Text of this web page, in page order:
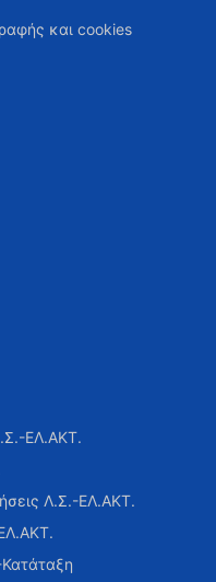
και cookies
ΕΛ.ΑΚΤ.
Λ.Σ.-ΕΛ.ΑΚΤ.